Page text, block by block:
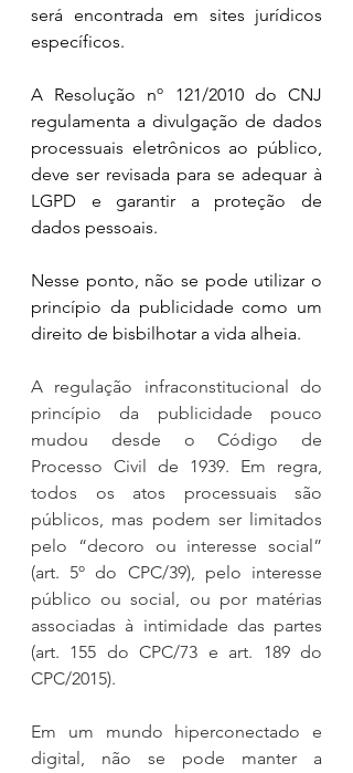
será encontrada em sites jurídicos
específicos.
A Resolução nº 121/2010 do CNJ
regulamenta a divulgação de dados
processuais eletrônicos ao público,
deve ser revisada para se adequar à
LGPD e garantir a proteção de
dados pessoais.
Nesse ponto, não se pode utilizar o
princípio da publicidade como um
direito de bisbilhotar a vida alheia.
A regulação infraconstitucional do
princípio da publicidade pouco
mudou desde o Código de
Processo Civil de 1939. Em regra,
todos os atos processuais são
públicos, mas podem ser limitados
pelo “decoro ou interesse social”
(art. 5º do CPC/39), pelo interesse
público ou social, ou por matérias
associadas à intimidade das partes
(art. 155 do CPC/73 e art. 189 do
CPC/2015).
Em um mundo hiperconectado e
digital, não se pode manter a